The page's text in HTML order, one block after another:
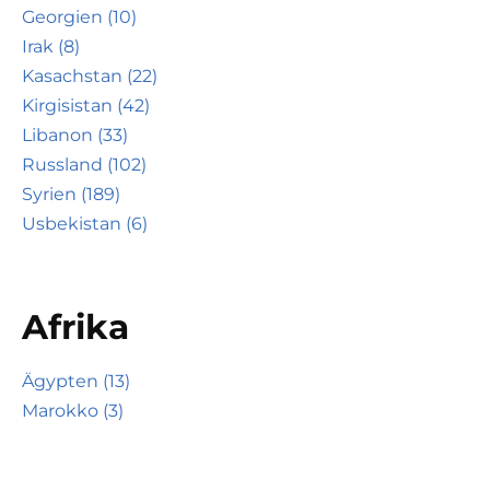
Georgien (10)
Irak (8)
Kasachstan (22)
Kirgisistan (42)
Libanon (33)
Russland (102)
Syrien (189)
Usbekistan (6)
Afrika
Ägypten (13)
Marokko (3)